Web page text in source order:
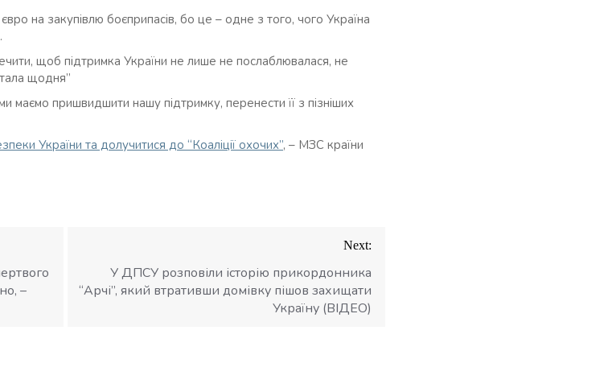
на закупівлю боєприпасів, бо це – одне з того, чого Україна
щоб підтримка України не лише не послаблювалася, не
щодня”
маємо пришвидшити нашу підтримку, перенести її з пізніших
України та долучитися до “Коаліції охочих”, – МЗС країни
–
Next:
У ДПСУ розповіли історію прикордонника
“Арчі”, який втративши домівку пішов захищати
Україну (ВІДЕО)